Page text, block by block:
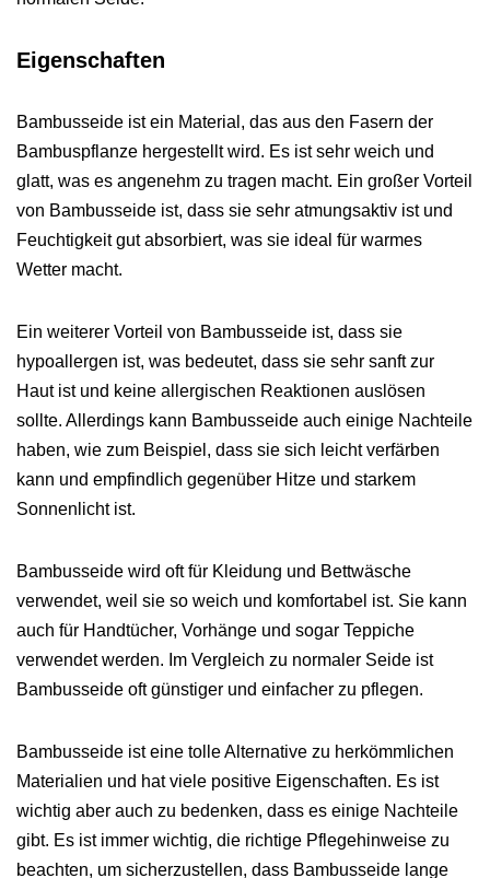
Eigenschaften
Bambusseide ist ein Material, das aus den Fasern der
Bambuspflanze hergestellt wird. Es ist sehr weich und
glatt, was es angenehm zu tragen macht. Ein großer Vorteil
von Bambusseide ist, dass sie sehr atmungsaktiv ist und
Feuchtigkeit gut absorbiert, was sie ideal für warmes
Wetter macht.
Ein weiterer Vorteil von Bambusseide ist, dass sie
hypoallergen ist, was bedeutet, dass sie sehr sanft zur
Haut ist und keine allergischen Reaktionen auslösen
sollte. Allerdings kann Bambusseide auch einige Nachteile
haben, wie zum Beispiel, dass sie sich leicht verfärben
kann und empfindlich gegenüber Hitze und starkem
Sonnenlicht ist.
Bambusseide wird oft für Kleidung und Bettwäsche
verwendet, weil sie so weich und komfortabel ist. Sie kann
auch für Handtücher, Vorhänge und sogar Teppiche
verwendet werden. Im Vergleich zu normaler Seide ist
Bambusseide oft günstiger und einfacher zu pflegen.
Bambusseide ist eine tolle Alternative zu herkömmlichen
Materialien und hat viele positive Eigenschaften. Es ist
wichtig aber auch zu bedenken, dass es einige Nachteile
gibt. Es ist immer wichtig, die richtige Pflegehinweise zu
beachten, um sicherzustellen, dass Bambusseide lange